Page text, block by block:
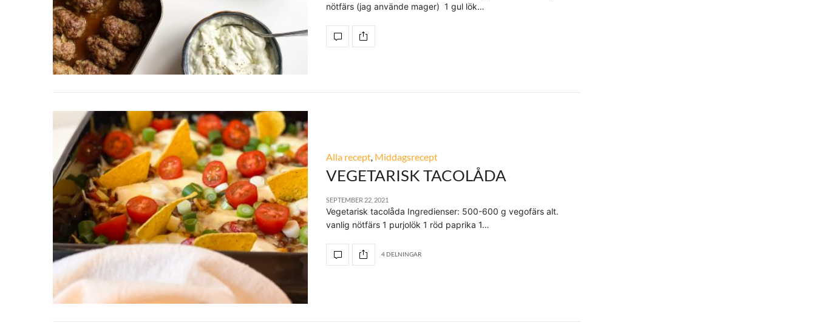
nötfärs (jag använde mager) 1 gul lök…
Alla recept Middagsrecept
VEGETARISK TACOLÅDA
SEPTEMBER 22, 2021
Vegetarisk tacolåda Ingredienser: 500-600 g vegofärs alt.
vanlig nötfärs 1 purjolök 1 röd paprika 1…
4 DELNINGAR